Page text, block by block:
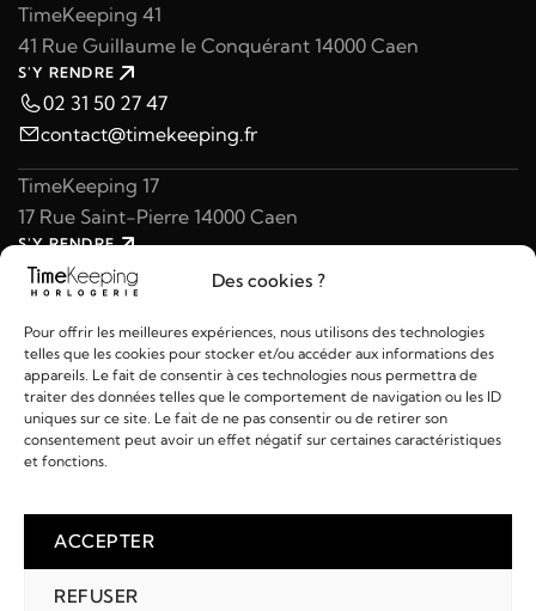
Des cookies ?
Pour offrir les meilleures expériences, nous utilisons des technologies
telles que les cookies pour stocker et/ou accéder aux informations des
appareils. Le fait de consentir à ces technologies nous permettra de
traiter des données telles que le comportement de navigation ou les ID
uniques sur ce site. Le fait de ne pas consentir ou de retirer son
consentement peut avoir un effet négatif sur certaines caractéristiques
et fonctions.
ACCEPTER
REFUSER
TimeKeeping 41
41 Rue Guillaume le Conquérant 14000 Caen
S'Y RENDRE
02 31 50 27 47
contact@timekeeping.fr
TimeKeeping 17
17 Rue Saint-Pierre 14000 Caen
S'Y RENDRE
02 31 47 49 97
contact@timekeeping.fr
Liens utiles
2026 © TIMEKEEPING - Réalisé par